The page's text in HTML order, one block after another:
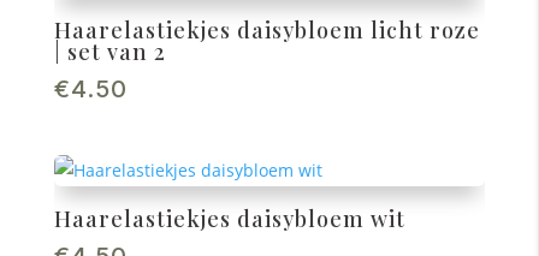
Haarelastiekjes daisybloem licht roze
| set van 2
€4.50
Haarelastiekjes daisybloem wit